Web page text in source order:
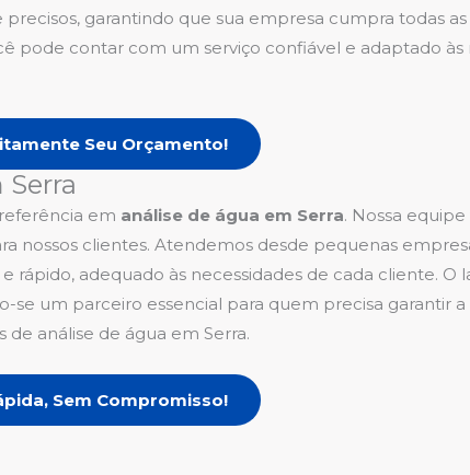
garantindo que sua empresa cumpra todas as
pode contar com um serviço confiável e adaptado às
Seu Orçamento!
em análise de água em Serra. Nossa
nossos clientes. Atendemos desde pequenas
adequado às necessidades de cada cliente. O
um parceiro essencial para quem precisa garantir
de análise de água em Serra.
Sem Compromisso!